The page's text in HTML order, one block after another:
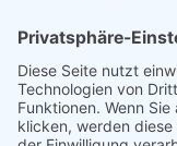
Verein
Allgemein
Über uns
Aufsichtsrat